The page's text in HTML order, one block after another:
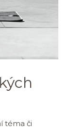
téma či